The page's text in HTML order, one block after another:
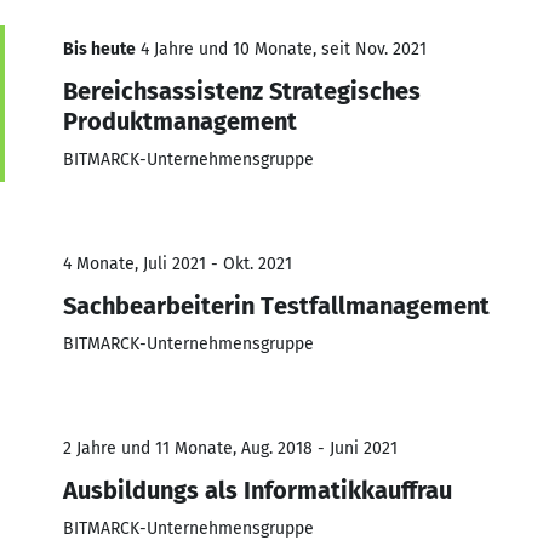
Bis heute 4 Jahre und 10 Monate, seit Nov. 2021
Bereichsassistenz Strategisches
Produktmanagement
BITMARCK-Unternehmensgruppe
4 Monate, Juli 2021 - Okt. 2021
Sachbearbeiterin Testfallmanagement
BITMARCK-Unternehmensgruppe
2 Jahre und 11 Monate, Aug. 2018 - Juni 2021
Ausbildungs als Informatikkauffrau
BITMARCK-Unternehmensgruppe